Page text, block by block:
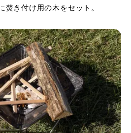
焚き付け用の木をセット。